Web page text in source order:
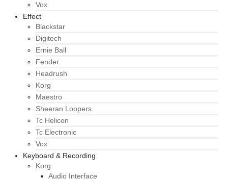
Vox
Effect
Blackstar
Digitech
Ernie Ball
Fender
Headrush
Korg
Maestro
Sheeran Loopers
Tc Helicon
Tc Electronic
Vox
Keyboard & Recording
Korg
Audio Interface